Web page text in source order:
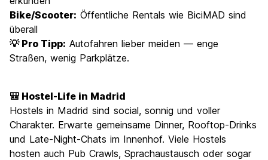
Bike/Scooter: Öffentliche Rentals wie BiciMAD sind
überall
💡 Pro Tipp: Autofahren lieber meiden — enge
Straßen, wenig Parkplätze.
🎒 Hostel-Life in Madrid
Hostels in Madrid sind social, sonnig und voller
Charakter. Erwarte gemeinsame Dinner, Rooftop-Drinks
und Late-Night-Chats im Innenhof. Viele Hostels
hosten auch Pub Crawls, Sprachaustausch oder sogar